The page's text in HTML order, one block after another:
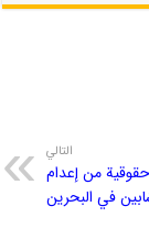
التالي
من إعدام
في البحرين